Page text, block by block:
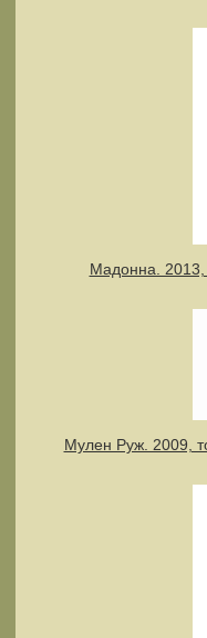
Мадонна. 2013,
Мулен Руж. 2009,